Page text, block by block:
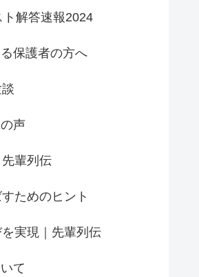
ト解答速報2024
保護者の方へ
声
輩列伝
ためのヒント
実現｜先輩列伝
て